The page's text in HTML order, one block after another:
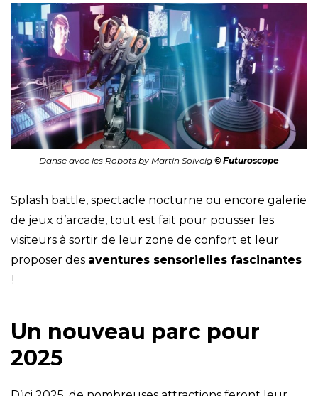
Danse avec les Robots by Martin Solveig © Futuroscope
Splash battle, spectacle nocturne ou encore galerie
de jeux d’arcade, tout est fait pour pousser les
visiteurs à sortir de leur zone de confort et leur
proposer des aventures sensorielles fascinantes
!
Un nouveau parc pour
2025